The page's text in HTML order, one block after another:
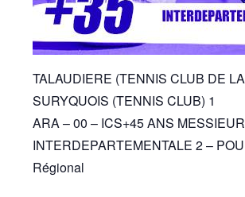
TALAUDIERE (TENNIS CLUB DE
SURYQUOIS (TENNIS CLUB) 1
ARA – 00 – ICS+45 ANS
INTERDEPARTEMENTALE 2 –
Régional